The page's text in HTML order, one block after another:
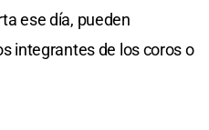
ese día, pueden
integrantes de los coros o